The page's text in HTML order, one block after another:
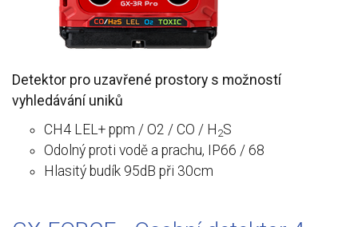
Detektor pro uzavřené prostory s možností
vyhledávání uniků
CH4 LEL+ ppm / O2 / CO / H 2S
Odolný proti vodě a prachu, IP66 / 68
Hlasitý budík 95dB při 30cm